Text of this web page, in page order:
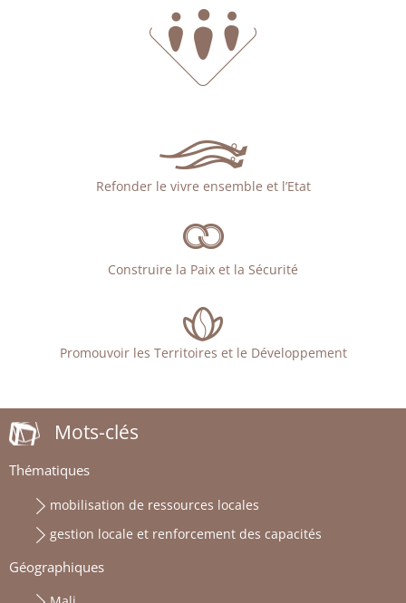
Refonder le vivre ensemble et l’Etat
Construire la Paix et la Sécurité
Promouvoir les Territoires et le Développement
Mots-clés
Thématiques
mobilisation de ressources locales
gestion locale et renforcement des capacités
Géographiques